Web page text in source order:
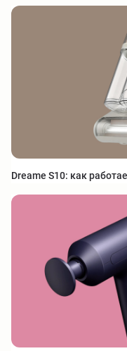
Dreame S10: как